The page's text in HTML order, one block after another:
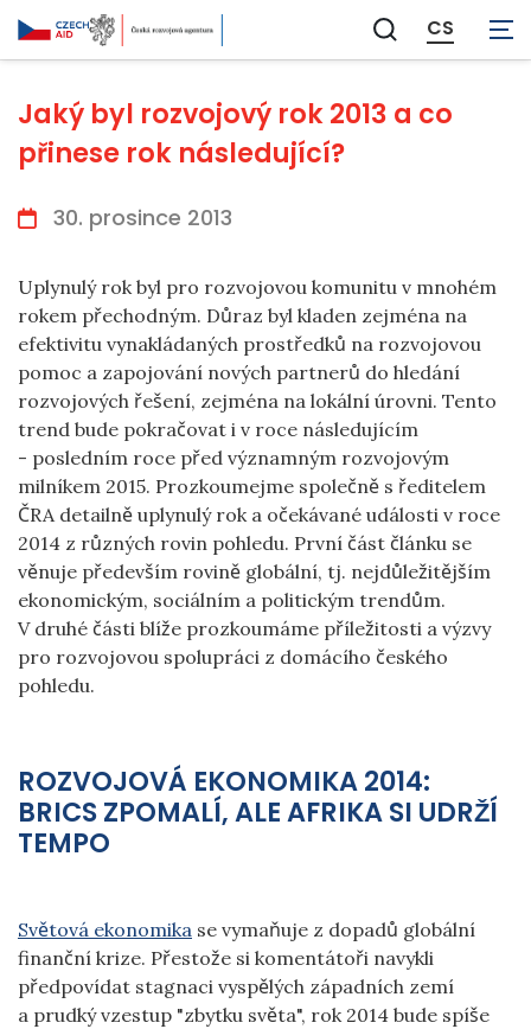
Zobrazit
vyhledávání
CS
Jaký byl rozvojový rok 2013 a co
přinese rok následující?
30. prosince 2013
Uplynulý rok byl pro rozvojovou komunitu v mnohém
rokem přechodným. Důraz byl kladen zejména na
efektivitu vynakládaných prostředků na rozvojovou
pomoc a zapojování nových partnerů do hledání
rozvojových řešení, zejména na lokální úrovni. Tento
trend bude pokračovat i v roce následujícím
- posledním roce před významným rozvojovým
milníkem 2015. Prozkoumejme společně s ředitelem
ČRA detailně uplynulý rok a očekávané události v roce
2014 z různých rovin pohledu. První část článku se
věnuje především rovině globální, tj. nejdůležitějším
ekonomickým, sociálním a politickým trendům.
V druhé části blíže prozkoumáme příležitosti a výzvy
pro rozvojovou spolupráci z domácího českého
pohledu.
ROZVOJOVÁ EKONOMIKA 2014:
BRICS ZPOMALÍ, ALE AFRIKA SI UDRŽÍ
TEMPO
Světová ekonomika se vymaňuje z dopadů globální
finanční krize. Přestože si komentátoři navykli
předpovídat stagnaci vyspělých západních zemí
a prudký vzestup "zbytku světa", rok 2014 bude spíše